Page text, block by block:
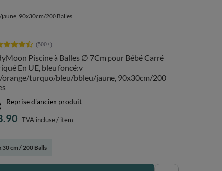
90x30cm/200 Balles
Piscine à Balles ∅ 7Cm pour Bébé Carré
En UE, bleu foncé:v
orange/turquo/bleu/bbleu/jaune, 90x30cm/200
Reprise d'ancien produit
30 cm / 200 Balls
TVA incluse/ item